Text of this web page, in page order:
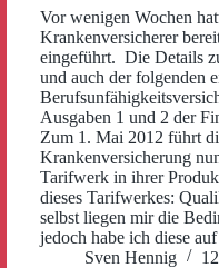
Vor wenigen Wochen
Krankenversicherer
eingeführt. Die Details
und auch der folgenden
Ausgaben 1 und 2 der
Zum 1. Mai 2012 führt
Krankenversicherung
Tarifwerk in ihrer
dieses Tarifwerkes:
selbst liegen mir die
jedoch habe ich diese
Sven Hennig